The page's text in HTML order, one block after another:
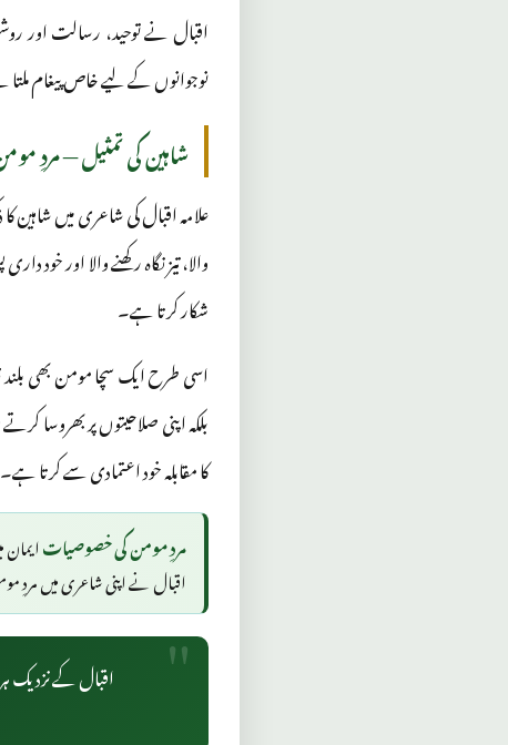
اقبال نے توحید، رسالت اور
نوجوانوں کے لیے خاص پیغام ملتا
شاہین کی تمثیل — مردِ
علامہ اقبال کی شاعری میں شاہین
والا، تیز نگاہ رکھنے والا اور
شکار کرتا ہے۔
اسی طرح ایک سچا مومن بھی
بلکہ اپنی صلاحیتوں پر بھروسا
کا مقابلہ خود اعتمادی سے کرتا ہے۔
مردِ مومن کی خصوصیاتایمان
اقبال نے اپنی شاعری میں مردِ
اقبال کے نزدیک